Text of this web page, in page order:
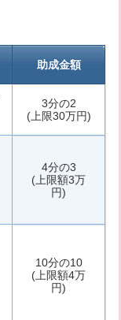
助成金額
3分の2
(上限30万円)
4分の3
(上限額3万
円)
10分の10
(上限額4万
円)